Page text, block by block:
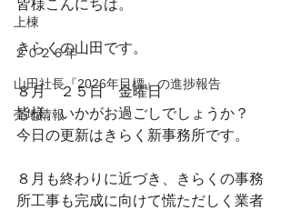
上棟
２０２６年
山田社長『2026年目標』の進捗報告
売地情報
皆様こんにちは。
きらくの山田です。
８月　２５日　金曜日
皆様。いかがお過ごしでしょうか？
今日の更新はきらく新事務所です。
８月も終わりに近づき、きらくの事務
所工事も完成に向けて慌ただしく業者